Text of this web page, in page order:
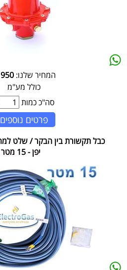
המחיר שלנו:950
כולל מע"מ
סה"כ כמות
פרטים נוספים
יפן - 15 מטר